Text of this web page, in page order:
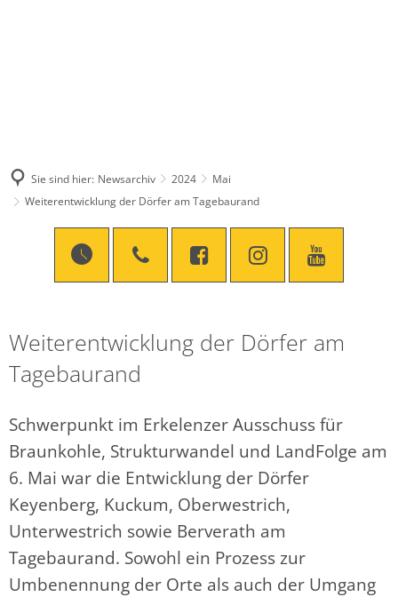
Sie sind hier: Newsarchiv 2024
Mai
Weiterentwicklung der Dörfer am Tagebaurand
Weiterentwicklung der Dörfer am
Tagebaurand
Schwerpunkt im Erkelenzer Ausschuss für
Braunkohle, Strukturwandel und LandFolge am
6. Mai war die Entwicklung der Dörfer
Keyenberg, Kuckum, Oberwestrich,
Unterwestrich sowie Berverath am
Tagebaurand. Sowohl ein Prozess zur
Umbenennung der Orte als auch der Umgang